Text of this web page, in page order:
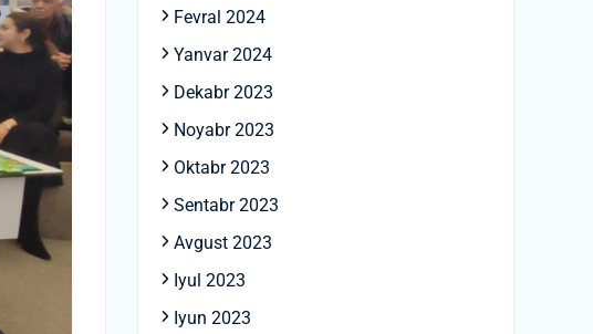
Fevral 2024
Yanvar 2024
Dekabr 2023
Noyabr 2023
Oktabr 2023
Sentabr 2023
Avgust 2023
Iyul 2023
Iyun 2023